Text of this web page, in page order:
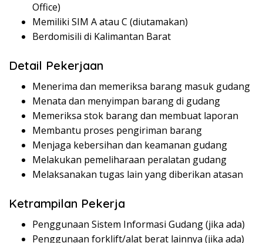
Office)
Memiliki SIM A atau C (diutamakan)
Berdomisili di Kalimantan Barat
Detail Pekerjaan
Menerima dan memeriksa barang masuk gudang
Menata dan menyimpan barang di gudang
Memeriksa stok barang dan membuat laporan
Membantu proses pengiriman barang
Menjaga kebersihan dan keamanan gudang
Melakukan pemeliharaan peralatan gudang
Melaksanakan tugas lain yang diberikan atasan
Ketrampilan Pekerja
Penggunaan Sistem Informasi Gudang (jika ada)
Penggunaan forklift/alat berat lainnya (jika ada)